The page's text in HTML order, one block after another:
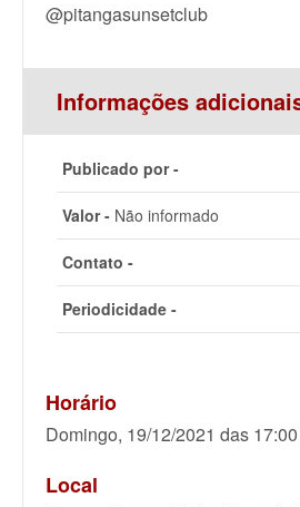
@pitangasunsetclub
Informações
Publicado por -
Valor - Não informado
Contato -
Periodicidade -
Horário
Domingo, 19/12/2021 das
Local